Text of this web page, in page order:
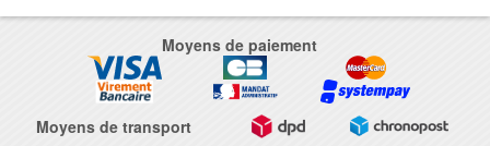
Moyens de paiement
Moyens de transport